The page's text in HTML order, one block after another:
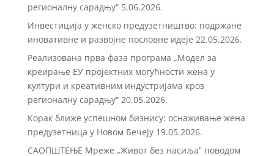
регионалну сарадњу“ 5.06.2026.
Инвестиција у женско предузетништво: подржане
иновативне и развојне пословне идеје 22.05.2026.
Реализована прва фаза програма „Модел за
креирање ЕУ пројектних могућности жена у
култури и креативним индустријама кроз
регионалну сарадњу“ 20.05.2026.
Корак ближе успешном бизнису: оснаживање жена
предузетница у Новом Бечеју 19.05.2026.
САОПШТЕЊЕ Мреже „Живот без насиља” поводом